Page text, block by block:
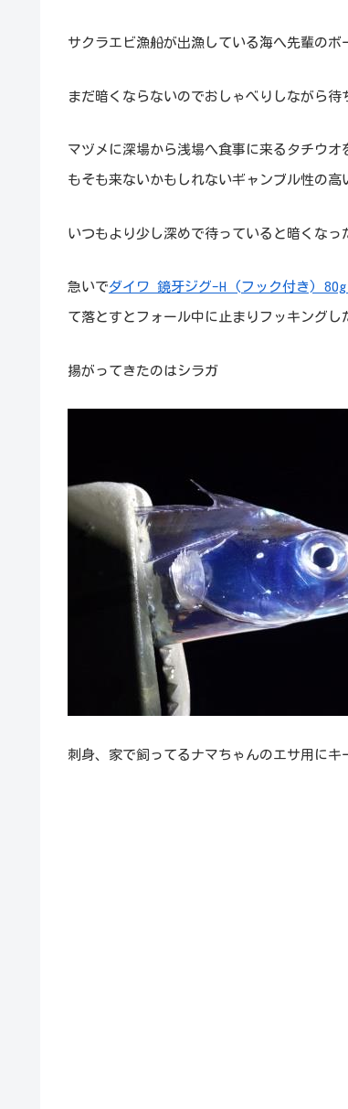
サクラエビ漁船が出漁している海へ先輩のボ
まだ暗くならないのでおしゃべりしながら待
マヅメに深場から浅場へ食事に来るタチウ
もそも来ないかもしれないギャンブル性の高
いつもより少し深めで待っていると暗くなっ
急いでダイワ 鏡牙ジグ-H (フック付き)
て落とすとフォール中に止まりフッキングし
揚がってきたのはシラガ
刺身、家で飼ってるナマちゃんのエサ用にキ